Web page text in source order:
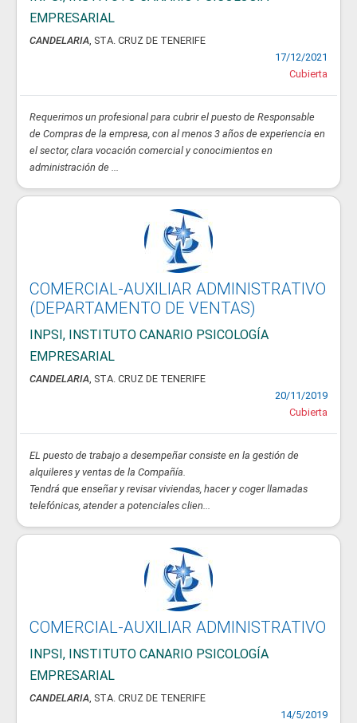
EMPRESARIAL
CANDELARIA, STA. CRUZ DE TENERIFE
17/12/2021
Cubierta
Requerimos un profesional para cubrir el puesto de Responsable
de Compras de la empresa, con al menos 3 años de experiencia en
el sector, clara vocación comercial y conocimientos en
administración de ...
COMERCIAL-AUXILIAR ADMINISTRATIVO
(DEPARTAMENTO DE VENTAS)
INPSI, INSTITUTO CANARIO PSICOLOGÍA
EMPRESARIAL
CANDELARIA, STA. CRUZ DE TENERIFE
20/11/2019
Cubierta
EL puesto de trabajo a desempeñar consiste en la gestión de
alquileres y ventas de la Compañía.
Tendrá que enseñar y revisar viviendas, hacer y coger llamadas
telefónicas, atender a potenciales clien...
COMERCIAL-AUXILIAR ADMINISTRATIVO
INPSI, INSTITUTO CANARIO PSICOLOGÍA
EMPRESARIAL
CANDELARIA, STA. CRUZ DE TENERIFE
14/5/2019